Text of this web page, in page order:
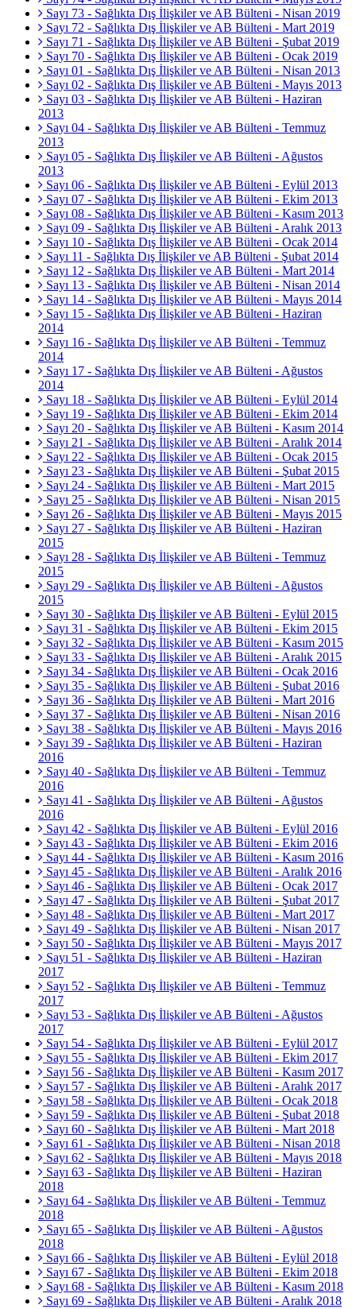
Sayı 73 - Sağlıkta Dış İlişkiler ve AB Bülteni - Nisan 2019
Sayı 72 - Sağlıkta Dış İlişkiler ve AB Bülteni - Mart 2019
Sayı 71 - Sağlıkta Dış İlişkiler ve AB Bülteni - Şubat 2019
Sayı 70 - Sağlıkta Dış İlişkiler ve AB Bülteni - Ocak 2019
Sayı 01 - Sağlıkta Dış İlişkiler ve AB Bülteni - Nisan 2013
Sayı 02 - Sağlıkta Dış İlişkiler ve AB Bülteni - Mayıs 2013
Sayı 03 - Sağlıkta Dış İlişkiler ve AB Bülteni - Haziran
2013
Sayı 04 - Sağlıkta Dış İlişkiler ve AB Bülteni - Temmuz
2013
Sayı 05 - Sağlıkta Dış İlişkiler ve AB Bülteni - Ağustos
2013
Sayı 06 - Sağlıkta Dış İlişkiler ve AB Bülteni - Eylül 2013
Sayı 07 - Sağlıkta Dış İlişkiler ve AB Bülteni - Ekim 2013
Sayı 08 - Sağlıkta Dış İlişkiler ve AB Bülteni - Kasım 2013
Sayı 09 - Sağlıkta Dış İlişkiler ve AB Bülteni - Aralık 2013
Sayı 10 - Sağlıkta Dış İlişkiler ve AB Bülteni - Ocak 2014
Sayı 11 - Sağlıkta Dış İlişkiler ve AB Bülteni - Şubat 2014
Sayı 12 - Sağlıkta Dış İlişkiler ve AB Bülteni - Mart 2014
Sayı 13 - Sağlıkta Dış İlişkiler ve AB Bülteni - Nisan 2014
Sayı 14 - Sağlıkta Dış İlişkiler ve AB Bülteni - Mayıs 2014
Sayı 15 - Sağlıkta Dış İlişkiler ve AB Bülteni - Haziran
2014
Sayı 16 - Sağlıkta Dış İlişkiler ve AB Bülteni - Temmuz
2014
Sayı 17 - Sağlıkta Dış İlişkiler ve AB Bülteni - Ağustos
2014
Sayı 18 - Sağlıkta Dış İlişkiler ve AB Bülteni - Eylül 2014
Sayı 19 - Sağlıkta Dış İlişkiler ve AB Bülteni - Ekim 2014
Sayı 20 - Sağlıkta Dış İlişkiler ve AB Bülteni - Kasım 2014
Sayı 21 - Sağlıkta Dış İlişkiler ve AB Bülteni - Aralık 2014
Sayı 22 - Sağlıkta Dış İlişkiler ve AB Bülteni - Ocak 2015
Sayı 23 - Sağlıkta Dış İlişkiler ve AB Bülteni - Şubat 2015
Sayı 24 - Sağlıkta Dış İlişkiler ve AB Bülteni - Mart 2015
Sayı 25 - Sağlıkta Dış İlişkiler ve AB Bülteni - Nisan 2015
Sayı 26 - Sağlıkta Dış İlişkiler ve AB Bülteni - Mayıs 2015
Sayı 27 - Sağlıkta Dış İlişkiler ve AB Bülteni - Haziran
2015
Sayı 28 - Sağlıkta Dış İlişkiler ve AB Bülteni - Temmuz
2015
Sayı 29 - Sağlıkta Dış İlişkiler ve AB Bülteni - Ağustos
2015
Sayı 30 - Sağlıkta Dış İlişkiler ve AB Bülteni - Eylül 2015
Sayı 31 - Sağlıkta Dış İlişkiler ve AB Bülteni - Ekim 2015
Sayı 32 - Sağlıkta Dış İlişkiler ve AB Bülteni - Kasım 2015
Sayı 33 - Sağlıkta Dış İlişkiler ve AB Bülteni - Aralık 2015
Sayı 34 - Sağlıkta Dış İlişkiler ve AB Bülteni - Ocak 2016
Sayı 35 - Sağlıkta Dış İlişkiler ve AB Bülteni - Şubat 2016
Sayı 36 - Sağlıkta Dış İlişkiler ve AB Bülteni - Mart 2016
Sayı 37 - Sağlıkta Dış İlişkiler ve AB Bülteni - Nisan 2016
Sayı 38 - Sağlıkta Dış İlişkiler ve AB Bülteni - Mayıs 2016
Sayı 39 - Sağlıkta Dış İlişkiler ve AB Bülteni - Haziran
2016
Sayı 40 - Sağlıkta Dış İlişkiler ve AB Bülteni - Temmuz
2016
Sayı 41 - Sağlıkta Dış İlişkiler ve AB Bülteni - Ağustos
2016
Sayı 42 - Sağlıkta Dış İlişkiler ve AB Bülteni - Eylül 2016
Sayı 43 - Sağlıkta Dış İlişkiler ve AB Bülteni - Ekim 2016
Sayı 44 - Sağlıkta Dış İlişkiler ve AB Bülteni - Kasım 2016
Sayı 45 - Sağlıkta Dış İlişkiler ve AB Bülteni - Aralık 2016
Sayı 46 - Sağlıkta Dış İlişkiler ve AB Bülteni - Ocak 2017
Sayı 47 - Sağlıkta Dış İlişkiler ve AB Bülteni - Şubat 2017
Sayı 48 - Sağlıkta Dış İlişkiler ve AB Bülteni - Mart 2017
Sayı 49 - Sağlıkta Dış İlişkiler ve AB Bülteni - Nisan 2017
Sayı 50 - Sağlıkta Dış İlişkiler ve AB Bülteni - Mayıs 2017
Sayı 51 - Sağlıkta Dış İlişkiler ve AB Bülteni - Haziran
2017
Sayı 52 - Sağlıkta Dış İlişkiler ve AB Bülteni - Temmuz
2017
Sayı 53 - Sağlıkta Dış İlişkiler ve AB Bülteni - Ağustos
2017
Sayı 54 - Sağlıkta Dış İlişkiler ve AB Bülteni - Eylül 2017
Sayı 55 - Sağlıkta Dış İlişkiler ve AB Bülteni - Ekim 2017
Sayı 56 - Sağlıkta Dış İlişkiler ve AB Bülteni - Kasım 2017
Sayı 57 - Sağlıkta Dış İlişkiler ve AB Bülteni - Aralık 2017
Sayı 58 - Sağlıkta Dış İlişkiler ve AB Bülteni - Ocak 2018
Sayı 59 - Sağlıkta Dış İlişkiler ve AB Bülteni - Şubat 2018
Sayı 60 - Sağlıkta Dış İlişkiler ve AB Bülteni - Mart 2018
Sayı 61 - Sağlıkta Dış İlişkiler ve AB Bülteni - Nisan 2018
Sayı 62 - Sağlıkta Dış İlişkiler ve AB Bülteni - Mayıs 2018
Sayı 63 - Sağlıkta Dış İlişkiler ve AB Bülteni - Haziran
2018
Sayı 64 - Sağlıkta Dış İlişkiler ve AB Bülteni - Temmuz
2018
Sayı 65 - Sağlıkta Dış İlişkiler ve AB Bülteni - Ağustos
2018
Sayı 66 - Sağlıkta Dış İlişkiler ve AB Bülteni - Eylül 2018
Sayı 67 - Sağlıkta Dış İlişkiler ve AB Bülteni - Ekim 2018
Sayı 68 - Sağlıkta Dış İlişkiler ve AB Bülteni - Kasım 2018
Sayı 69 - Sağlıkta Dış İlişkiler ve AB Bülteni - Aralık 2018